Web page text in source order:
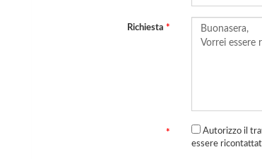
Richiesta*
*
Autorizzo il
essere